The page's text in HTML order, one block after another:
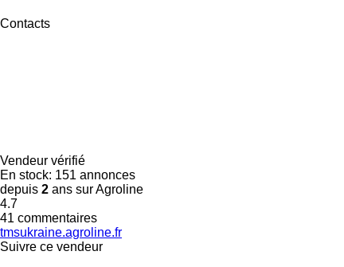
Contacts
Vendeur vérifié
En stock: 151 annonces
depuis 2 ans sur Agroline
4.7
41 commentaires
tmsukraine.agroline.fr
Suivre ce vendeur